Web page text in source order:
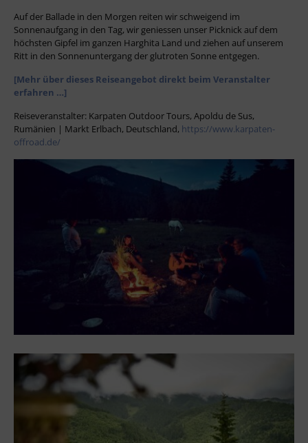
Auf der Ballade in den Morgen reiten wir schweigend im
Sonnenaufgang in den Tag, wir geniessen unser Picknick auf dem
höchsten Gipfel im ganzen Harghita Land und ziehen auf unserem
Ritt in den Sonnenuntergang der glutroten Sonne entgegen.
[Mehr über dieses Reiseangebot direkt beim Veranstalter
erfahren …]
Reiseveranstalter: Karpaten Outdoor Tours, Apoldu de Sus,
Rumänien | Markt Erlbach, Deutschland, https://www.karpaten-
offroad.de/